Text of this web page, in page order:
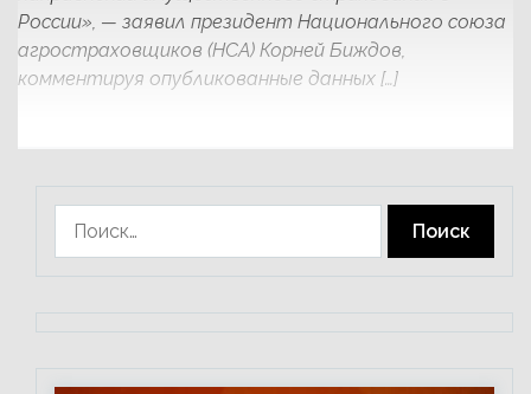
России», — заявил президент Национального союза
агростраховщиков (НСА) Корней Биждов,
комментируя опубликованные данных […]